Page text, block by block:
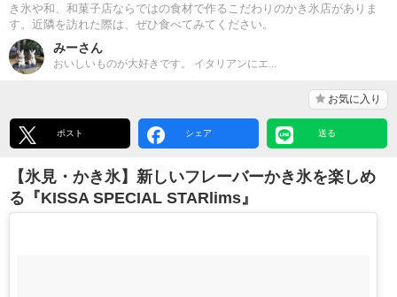
き氷や和、和菓子店ならではの食材で作るこだわりのかき氷店がありま
す。近隣を訪れた際は、ぜひ食べてみてください。
みーさん
おいしいものが大好きです。 イタリアンにエ...
お気に入り
ポスト シェア 送る
【氷見・かき氷】新しいフレーバーかき氷を楽しめ
る『KISSA SPECIAL STARlims』